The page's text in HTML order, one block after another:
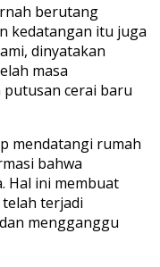
berutang
kedatangan itu juga
dinyatakan
masa
putusan cerai baru
mendatangi rumah
bahwa
Hal ini membuat
terjadi
mengganggu